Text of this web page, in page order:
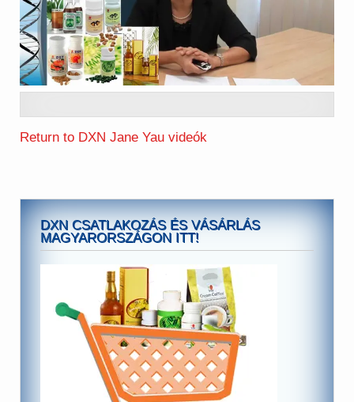
Return to DXN Jane Yau videók
DXN CSATLAKOZÁS ÉS VÁSÁRLÁS
MAGYARORSZÁGON ITT!